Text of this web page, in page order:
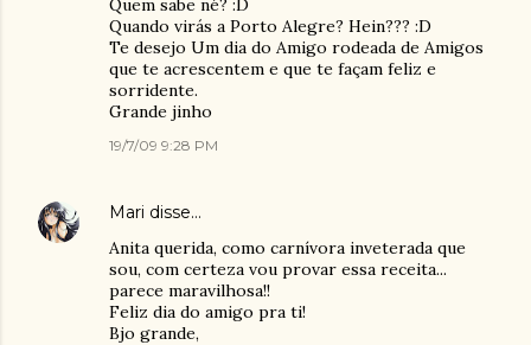
Quem sabe né? :D
Quando virás a Porto Alegre? Hein??? :D
Te desejo Um dia do Amigo rodeada de Amigos
que te acrescentem e que te façam feliz e
sorridente.
Grande jinho
19/7/09 9:28 PM
Mari disse…
Anita querida, como carnívora inveterada que
sou, com certeza vou provar essa receita...
parece maravilhosa!!
Feliz dia do amigo pra ti!
Bjo grande,